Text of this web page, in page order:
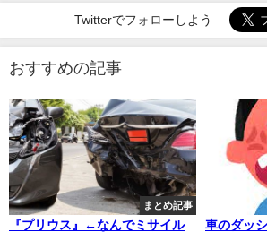
Twitterでフォローしよう
おすすめの記事
まとめ記事
『プリウス』←なんでミサイル
車のダッ